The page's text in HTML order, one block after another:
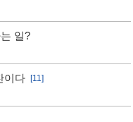
일?
이다
[11]